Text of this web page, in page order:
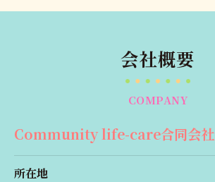
会社概要
COMPANY
Community life-care合同会社
所在地